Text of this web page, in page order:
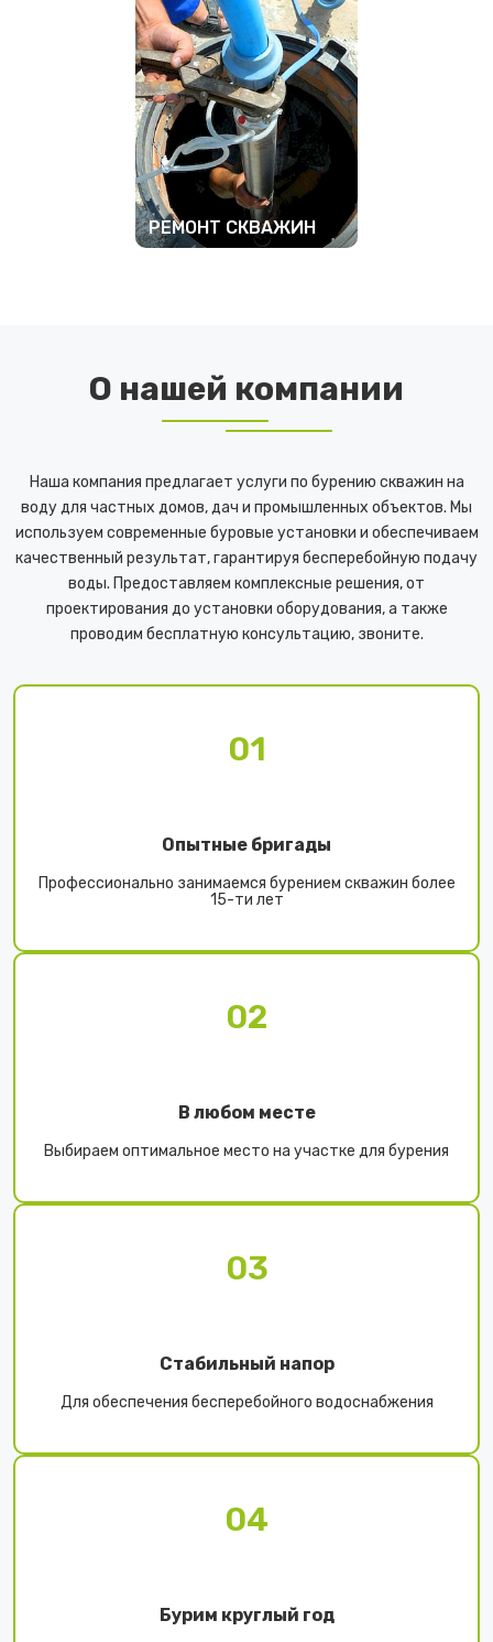
РЕМОНТ СКВАЖИН
О нашей компании
Наша компания предлагает услуги по бурению скважин на
воду для частных домов, дач и промышленных объектов. Мы
используем современные буровые установки и обеспечиваем
качественный результат, гарантируя бесперебойную подачу
воды. Предоставляем комплексные решения, от
проектирования до установки оборудования, а также
проводим бесплатную консультацию, звоните.
01
Опытные бригады
Профессионально занимаемся бурением скважин более
15-ти лет
02
В любом месте
Выбираем оптимальное место на участке для бурения
03
Стабильный напор
Для обеспечения бесперебойного водоснабжения
04
Бурим круглый год